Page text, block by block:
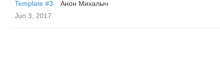
Template #3
Анон Михалыч
Jun 3, 2017